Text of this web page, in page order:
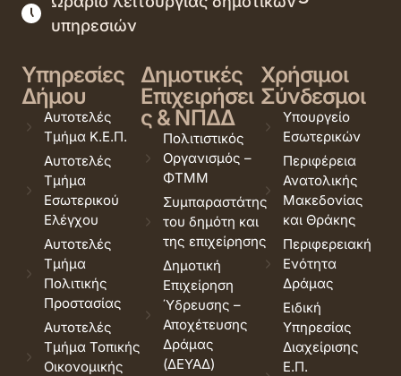
υπηρεσιών
Υπηρεσίες
Δήμου
Αυτοτελές
Τμήμα Κ.Ε.Π.
Αυτοτελές
Τμήμα
Εσωτερικού
Ελέγχου
Αυτοτελές
Τμήμα
Πολιτικής
Προστασίας
Αυτοτελές
Τμήμα Τοπικής
Οικονομικής
Δημοτικές
Επιχειρήσει
ς & ΝΠΔΔ
Πολιτιστικός
Οργανισμός –
ΦΤΜΜ
Συμπαραστάτης
του δημότη και
της επιχείρησης
Δημοτική
Επιχείρηση
Ύδρευσης –
Αποχέτευσης
Δράμας
(ΔΕΥΑΔ)
Χρήσιμοι
Σύνδεσμοι
Υπουργείο
Εσωτερικών
Περιφέρεια
Ανατολικής
Μακεδονίας
και Θράκης
Περιφερειακή
Ενότητα
Δράμας
Ειδική
Υπηρεσίας
Διαχείρισης
Ε.Π.